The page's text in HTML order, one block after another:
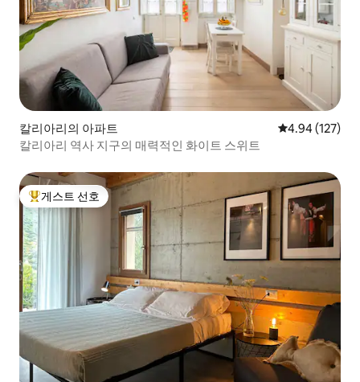
칼리아리의 아파트 평점 4.94점(5
4.94 (127)
칼리아리 역사 지구의 매력적인 화이트 스위트
상위 게스트 선호
게스트 선호